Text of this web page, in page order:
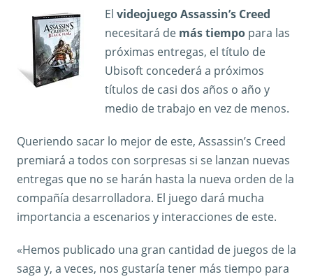
El videojuego Assassin’s Creed
necesitará de más tiempopara las
próximas entregas, el título de
Ubisoft concederá a próximos
títulos de casi dos años o año y
medio de trabajo en vez de menos.
Queriendo sacar lo mejor de este, Assassin’s Creed
premiará a todos con sorpresas si se lanzan nuevas
entregas que no se harán hasta la nueva orden de la
compañía desarrolladora. El juego dará mucha
importancia a escenarios y interacciones de este.
«Hemos publicado una gran cantidad de juegos de la
saga y, a veces, nos gustaría tener más tiempo para